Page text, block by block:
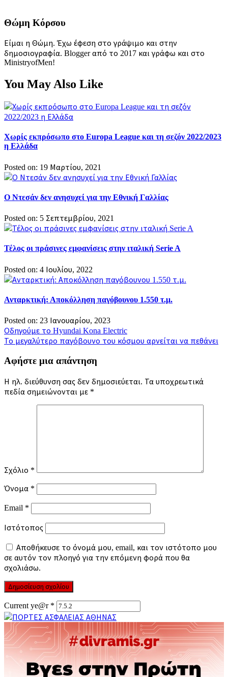
Θώμη Κόρσου
Είμαι η Θώμη. Έχω έφεση στο γράψιμο και στην
δημοσιογραφία. Blogger από το 2017 και γράφω και στο
MinistryofMen!
You May Also Like
Χωρίς εκπρόσωπο στο Europa League και τη σεζόν 2022/2023
η Ελλάδα
Posted on: 19 Μαρτίου, 2021
Ο Ντεσάν δεν ανησυχεί για την Εθνική Γαλλίας
Posted on: 5 Σεπτεμβρίου, 2021
Τέλος οι πράσινες εμφανίσεις στην ιταλική Serie A
Posted on: 4 Ιουλίου, 2022
Ανταρκτική: Αποκόλληση παγόβουνου 1.550 τ.μ.
Posted on: 23 Ιανουαρίου, 2023
Πλοήγηση
άρθρων
Οδηγούμε το Hyundai Kona Electric
Το μεγαλύτερο παγόβουνο του κόσμου αρνείται να πεθάνει
Αφήστε μια απάντηση
Η ηλ. διεύθυνση σας δεν δημοσιεύεται. Τα υποχρεωτικά
πεδία σημειώνονται με *
Σχόλιο *
Όνομα *
Email *
Ιστότοπος
Αποθήκευσε το όνομά μου, email, και τον ιστότοπο μου
σε αυτόν τον πλοηγό για την επόμενη φορά που θα
σχολιάσω.
Current ye@r *